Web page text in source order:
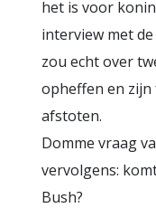
het is voor
interview met
zou echt over
opheffen en
afstoten.
Domme vraag
vervolgens:
Bush?